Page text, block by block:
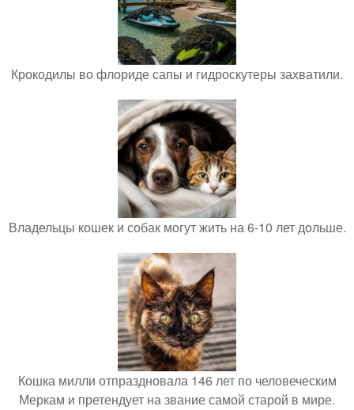
Крокодилы во флориде сапы и гидроскутеры захватили.
Владельцы кошек и собак могут жить на 6-10 лет дольше.
Кошка милли отпраздновала 146 лет по человеческим
Меркам и претендует на звание самой старой в мире.